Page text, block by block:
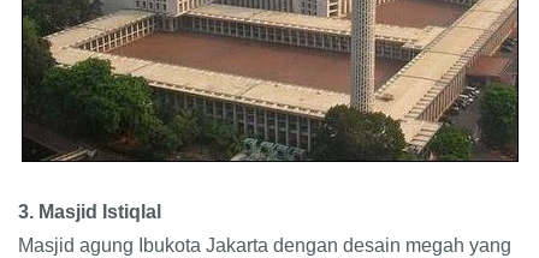
3. Masjid Istiqlal
Masjid agung Ibukota Jakarta dengan desain megah yang